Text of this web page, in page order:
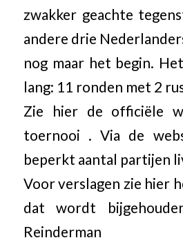
zwakker geachte
andere drie
nog maar het begin.
lang: 11 ronden met 2
Zie hier de officiële
toernooi . Via de
beperkt aantal partijen
Voor verslagen zie hier
dat wordt
Reinderman